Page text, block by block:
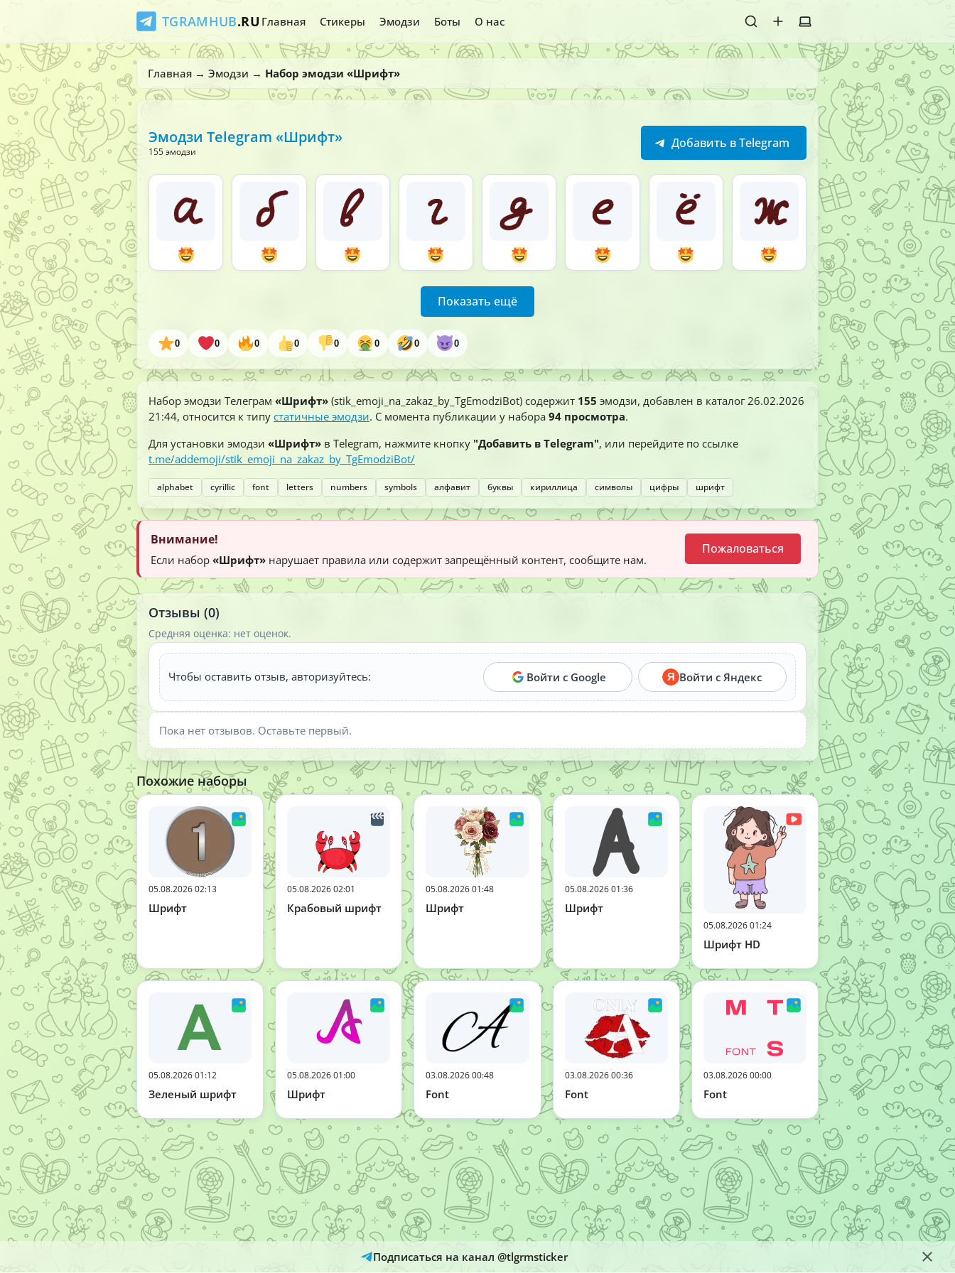
TGRAMHUB.RU Главная Стикеры Эмодзи Боты О нас
Главная → Эмодзи → Набор эмодзи «Шрифт»
Эмодзи Telegram «Шрифт»
155 эмодзи
Добавить в Telegram
Показать ещё
0 0 0 0 0 0 0 0
Набор эмодзи Телеграм «Шрифт» (stik_emoji_na_zakaz_by_TgEmodziBot) содержит 155 эмодзи, добавлен в каталог26.02.2026
21:44, относится к типу статичные эмодзи. С момента публикации у набора 94 просмотра.
Для установки эмодзи «Шрифт» в Telegram, нажмите кнопку "Добавить в Telegram", или перейдите по ссылке
t.me/addemoji/stik_emoji_na_zakaz_by_TgEmodziBot/
alphabet cyrillic font letters numbers symbols алфавит буквы кириллица символы цифры шрифт
Внимание!
Если набор «Шрифт» нарушает правила или содержит запрещённый контент, сообщите нам.
Пожаловаться
Отзывы (0)
Средняя оценка: нет оценок.
Чтобы оставить отзыв, авторизуйтесь: Войти с Google Я Войти с Яндекс
Пока нет отзывов. Оставьте первый.
Похожие наборы
05.08.2026 02:13
Шрифт
05.08.2026 02:01
Крабовый шрифт
05.08.2026 01:48
Шрифт
05.08.2026 01:36
Шрифт
05.08.2026 01:24
Шрифт HD
05.08.2026 01:12
Зеленый шрифт
05.08.2026 01:00
Шрифт
03.08.2026 00:48
Font
03.08.2026 00:36
Font
03.08.2026 00:00
Font
Подписаться на канал @tlgrmsticker